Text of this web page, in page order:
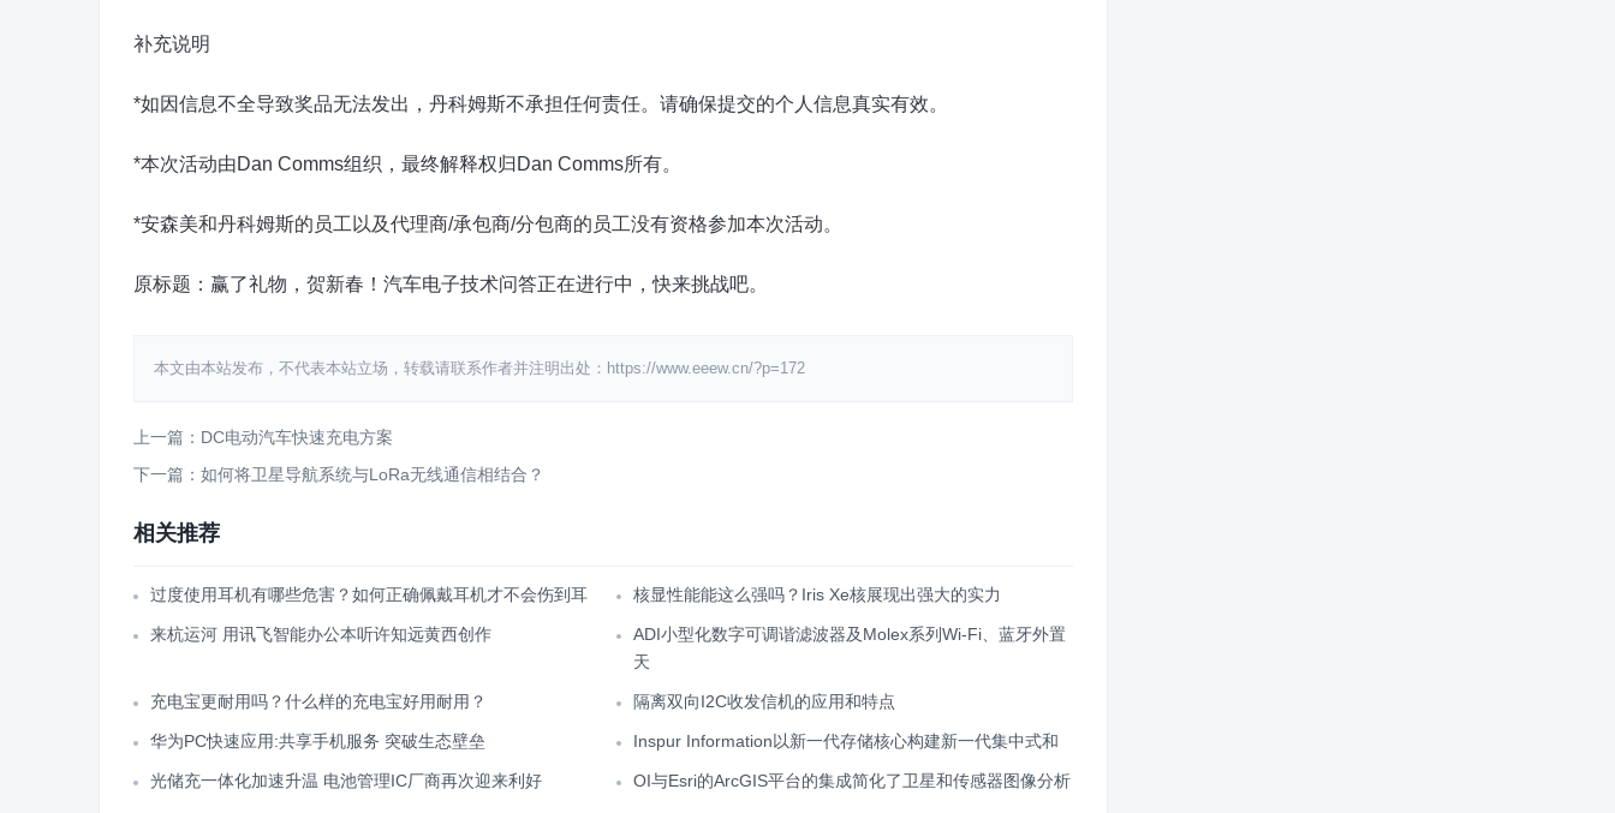
补充说明
*如因信息不全导致奖品无法发出，丹科姆斯不承担任何责任。请确保提交的个人信息真实有效。
*本次活动由Dan Comms组织，最终解释权归Dan Comms所有。
*安森美和丹科姆斯的员工以及代理商/承包商/分包商的员工没有资格参加本次活动。
原标题：赢了礼物，贺新春！汽车电子技术问答正在进行中，快来挑战吧。
本文由本站发布，不代表本站立场，转载请联系作者并注明出处：https://www.eeew.cn/?p=172
上一篇：DC电动汽车快速充电方案
下一篇：如何将卫星导航系统与LoRa无线通信相结合？
相关推荐
过度使用耳机有哪些危害？如何正确佩戴耳机才不会伤到耳 核显性能能这么强吗？Iris Xe核展现出强大的实力
来杭运河 用讯飞智能办公本听许知远黄西创作
ADI小型化数字可调谐滤波器及Molex系列Wi-Fi、蓝牙外置
天
充电宝更耐用吗？什么样的充电宝好用耐用？ 隔离双向I2C收发信机的应用和特点
华为PC快速应用:共享手机服务 突破生态壁垒 Inspur Information以新一代存储核心构建新一代集中式和
光储充一体化加速升温 电池管理IC厂商再次迎来利好 OI与Esri的ArcGIS平台的集成简化了卫星和传感器图像分析